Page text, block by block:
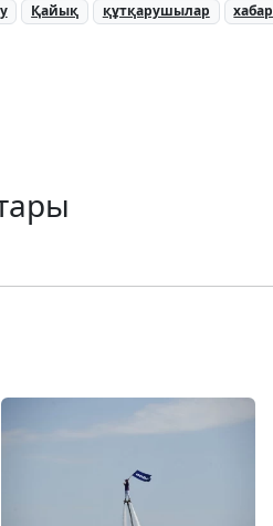
Қайық құтқарушылар хабар